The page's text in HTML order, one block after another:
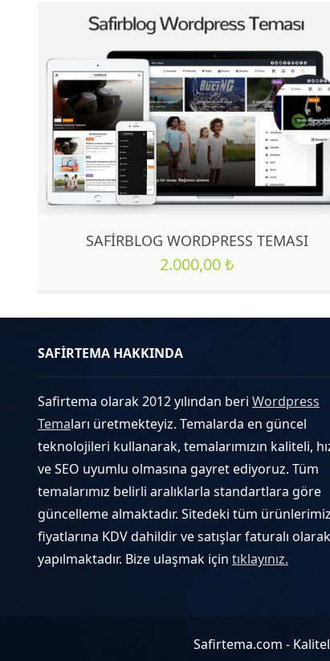
SAFIRBLOG WORDPRESS TEMASI
2.000,00₺
SAFİRTEMA HAKKINDA
Safirtema olarak 2012 yılından beri Wordpress
Temaları üretmekteyiz. Temalarda en güncel
teknolojileri kullanarak, temalarımızın kaliteli,
ve SEO uyumlu olmasına gayret ediyoruz. Tüm
temalarımız belirli aralıklarla standartlara göre
güncelleme almaktadır. Sitedeki tüm
fiyatlarına KDV dahildir ve satışlar faturalı olarak
yapılmaktadır. Bize ulaşmak için tıklayınız.
Safirtema.com -